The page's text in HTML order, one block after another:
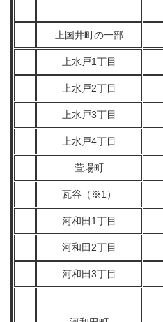
上国井町の一部
上水戸1丁目
上水戸2丁目
上水戸3丁目
上水戸4丁目
萱場町
瓦谷（※1）
河和田1丁目
河和田2丁目
河和田3丁目